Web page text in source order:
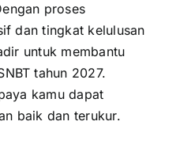
proses
dan tingkat kelulusan
untuk membantu
tahun 2027.
kamu dapat
baik dan terukur.